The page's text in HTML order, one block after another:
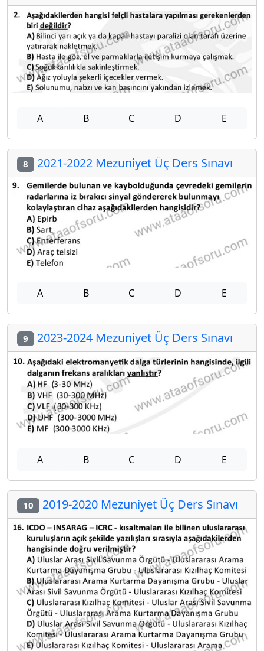
A B C D E
8 2021-2022 Mezuniyet Üç Ders Sınavı
A B C D E
9 2023-2024 Mezuniyet Üç Ders Sınavı
A B C D E
10 2019-2020 Mezuniyet Üç Ders Sınavı